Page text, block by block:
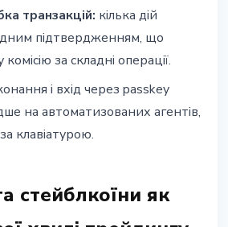
транзакцій: кілька дій
підтвердженням, що
за складні операції.
і вхід через passkey
на автоматизованих агентів,
клавіатурою.
стейблкоїни як